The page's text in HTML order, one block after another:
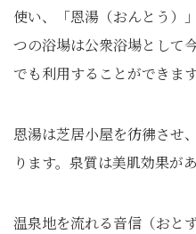
使い、「恩湯（おんとう）
つの浴場は公衆浴場として
でも利用することができます
恩湯は芝居小屋を彷彿させ
ります。泉質は美肌効果が
温泉地を流れる音信（おと